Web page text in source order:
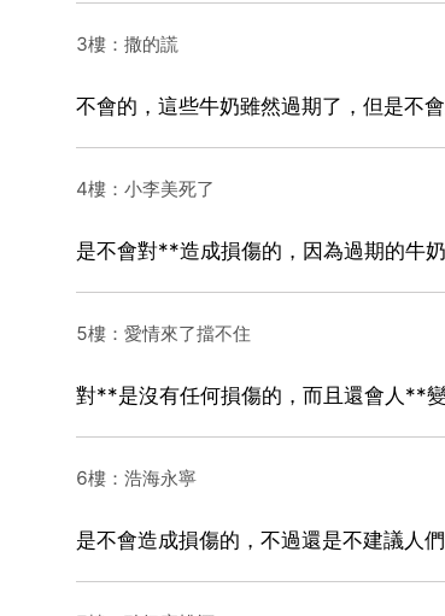
3樓：撒的謊
不會的，這些牛奶雖然過期了，但是不
4樓：小李美死了
是不會對**造成損傷的，因為過期的牛
5樓：愛情來了擋不住
對**是沒有任何損傷的，而且還會人**
6樓：浩海永寧
是不會造成損傷的，不過還是不建議人